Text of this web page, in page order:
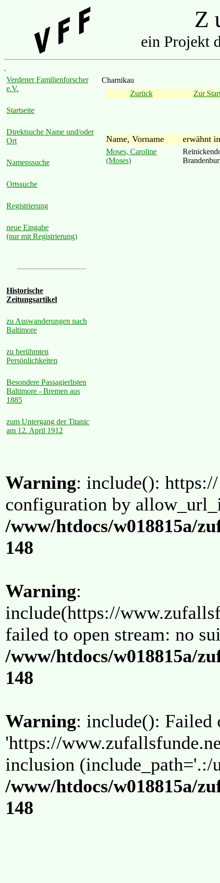
Z
ein Projekt
.
Verdener Familienforscher
e.V.
Startseite
Direktsuche Name und/oder
Ort
Namenssuche
Ortssuche
Registrierung
neue Eingabe
(nur mit Registrierung)
Historische
Zeitungsartikel
zu Auswanderungen nach
Baltimore
zu berühmten
Persönlichkeiten
Besondere Passagierlisten
Baltimore - Bremen aus
1885
zum Untergang der Titanic
am 12. April 1912
Charnikau
Zurück
Zur
Name, Vorname erwähnt in
Moses, Caroline
(Moses)
Warning: include():
configuration by
/www/htdocs/w018815a/
148
Warning:
include(https://
failed to open stream: no
/www/htdocs/w018815a/
148
Warning: include(): Failed
'https://
inclusion (include_path='.:/
/www/htdocs/w018815a/
148